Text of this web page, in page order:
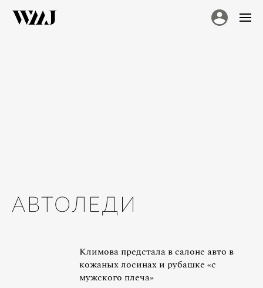
АВТОЛЕДИ
Климова предстала в салоне авто в
кожаных лосинах и рубашке «с
мужского плеча»